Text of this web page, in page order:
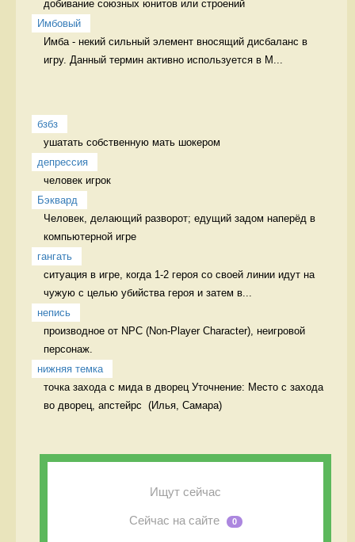
добивание союзных юнитов или строений
Имбовый
Имба - некий сильный элемент вносящий дисбаланс в
игру. Данный термин активно используется в М...
бзбз
ушатать собственную мать шокером
депрессия
человек игрок
Бэквард
Человек, делающий разворот; едущий задом наперёд в
компьютерной игре
гангать
ситуация в игре, когда 1-2 героя со своей линии идут на
чужую с целью убийства героя и затем в...
непись
производное от NPC (Non-Player Character), неигровой
персонаж.
нижняя темка
точка захода с мида в дворец Уточнение: Место с захода
Ищут сейчас
Сейчас на сайте 0